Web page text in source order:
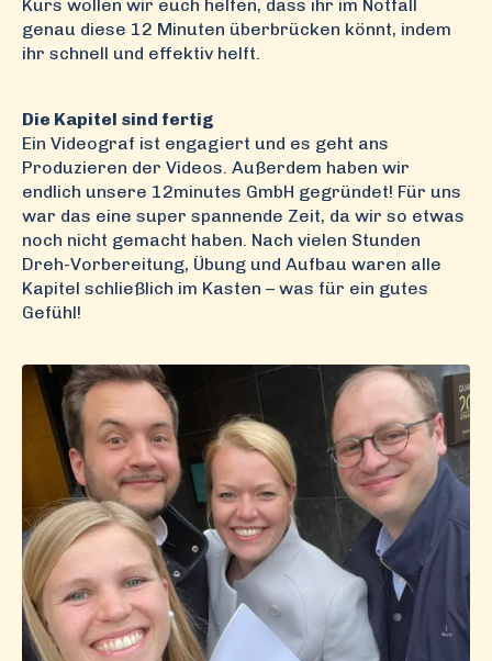
Kurs wollen wir euch helfen, dass ihr im Notfall
genau diese 12 Minuten überbrücken könnt, indem
ihr schnell und effektiv helft.
Die Kapitel sind fertig
Ein Videograf ist engagiert und es geht ans
Produzieren der Videos. Außerdem haben wir
endlich unsere 12minutes GmbH gegründet! Für uns
war das eine super spannende Zeit, da wir so etwas
noch nicht gemacht haben. Nach vielen Stunden
Dreh-Vorbereitung, Übung und Aufbau waren alle
Kapitel schließlich im Kasten – was für ein gutes
Gefühl!